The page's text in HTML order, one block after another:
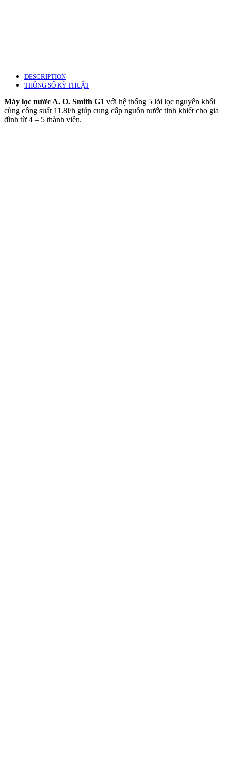
DESCRIPTION
THÔNG SỐ KỸ THUẬT
Máy lọc nước A. O. Smith G1 với hệ thống 5 lõi lọc nguyên khối
cùng công suất 11.8l/h giúp cung cấp nguồn nước tinh khiết cho gia
đình từ 4 – 5 thành viên.